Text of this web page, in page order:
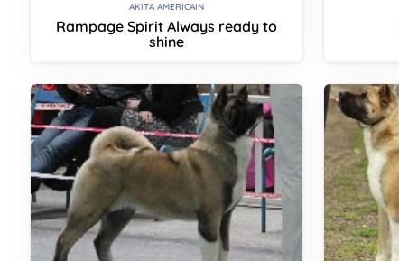
AKITA AMERICAIN
Rampage Spirit Always ready to
shine